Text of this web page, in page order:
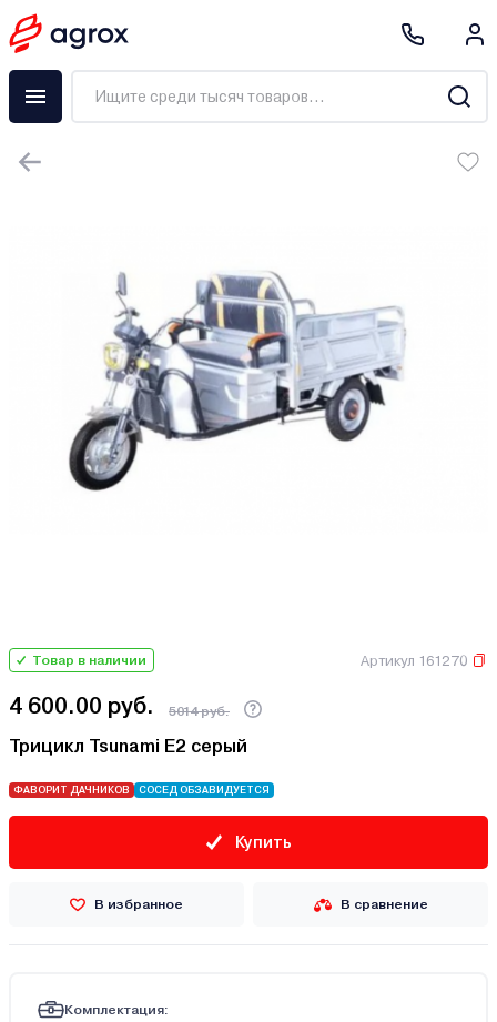
Товар в наличии Артикул 161270
4 600.00 руб. 5014 руб.
Трицикл Tsunami E2 серый
ФАВОРИТ ДАЧНИКОВ СОСЕД ОБЗАВИДУЕТСЯ
Купить
В избранное В сравнение
Комплектация: